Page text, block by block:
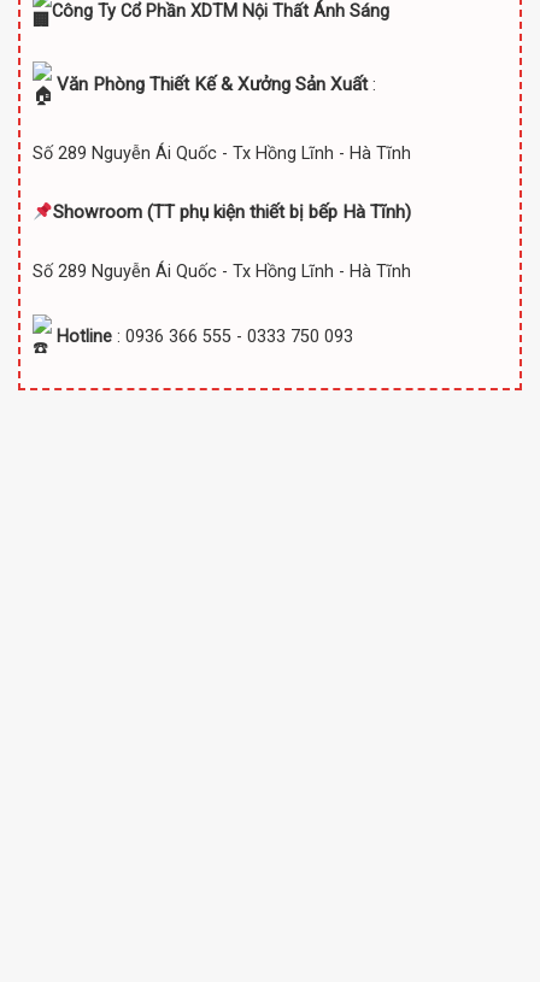
Công Ty Cổ Phần XDTM Nội Thất Ánh Sáng
Văn Phòng Thiết Kế & Xưởng Sản Xuất:
Số 289 Nguyễn Ái Quốc - Tx Hồng Lĩnh - Hà Tĩnh
Showroom (TTphụ kiện thiết bị bếp Hà Tĩnh)
Số 289 Nguyễn Ái Quốc - Tx Hồng Lĩnh - Hà Tĩnh
Hotline : 0936 366 555 - 0333 750 093